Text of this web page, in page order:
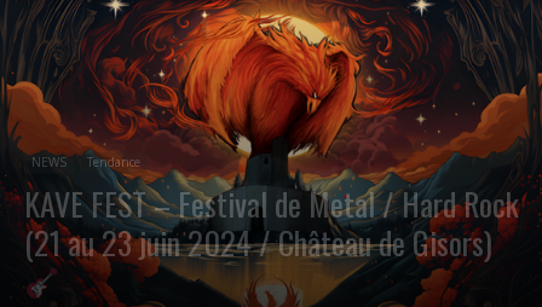
NEWS Tendance
KAVE FEST – Festival de Metal / Hard Rock
(21 au 23 juin 2024 / Château de Gisors)